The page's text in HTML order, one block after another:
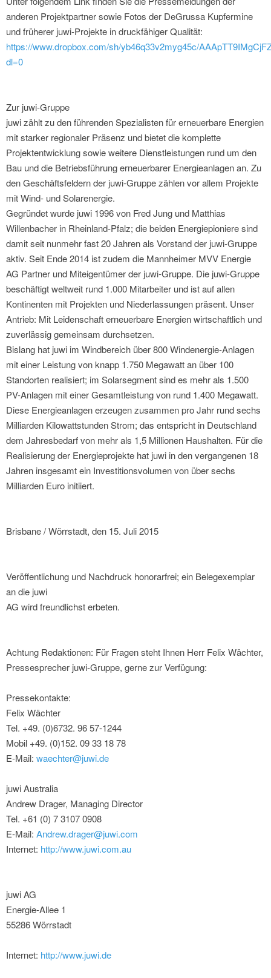
anderen Projektpartner sowie Fotos der DeGrussa Kupfermine
und früherer juwi-Projekte in druckfähiger Qualität:
https://www.dropbox.com/sh/yb46q33v2myg45c/
dl=0
Zur juwi-Gruppe
juwi zählt zu den führenden Spezialisten für erneuerbare Energien
mit starker regionaler Präsenz und bietet die komplette
Projektentwicklung sowie weitere Dienstleistungen rund um den
Bau und die Betriebsführung erneuerbarer Energieanlagen an. Zu
den Geschäftsfeldern der juwi-Gruppe zählen vor allem Projekte
mit Wind- und Solarenergie.
Gegründet wurde juwi 1996 von Fred Jung und Matthias
Willenbacher in Rheinland-Pfalz; die beiden Energiepioniere sind
damit seit nunmehr fast 20 Jahren als Vorstand der juwi-Gruppe
aktiv. Seit Ende 2014 ist zudem die Mannheimer MVV Energie
AG Partner und Miteigentümer der juwi-Gruppe. Die juwi-Gruppe
beschäftigt weltweit rund 1.000 Mitarbeiter und ist auf allen
Kontinenten mit Projekten und Niederlassungen präsent. Unser
Antrieb: Mit Leidenschaft erneuerbare Energien wirtschaftlich und
zuverlässig gemeinsam durchsetzen.
Bislang hat juwi im Windbereich über 800 Windenergie-Anlagen
mit einer Leistung von knapp 1.750 Megawatt an über 100
Standorten realisiert; im Solarsegment sind es mehr als 1.500
PV-Anlagen mit einer Gesamtleistung von rund 1.400 Megawatt.
Diese Energieanlagen erzeugen zusammen pro Jahr rund sechs
Milliarden Kilowattstunden Strom; das entspricht in Deutschland
dem Jahresbedarf von mehr als 1,5 Millionen Haushalten. Für die
Realisierung der Energieprojekte hat juwi in den vergangenen 18
Jahren insgesamt ein Investitionsvolumen von über sechs
Milliarden Euro initiiert.
Brisbane / Wörrstadt, den 15. Juli 2015
Veröffentlichung und Nachdruck honorarfrei; ein Belegexemplar
an die juwi
AG wird freundlichst erbeten.
Achtung Redaktionen: Für Fragen steht Ihnen Herr Felix Wächter,
Pressesprecher juwi-Gruppe, gerne zur Verfügung:
Pressekontakte:
Felix Wächter
Tel. +49. (0)6732. 96 57-1244
Mobil +49. (0)152. 09 33 18 78
E-Mail: waechter@juwi.de
juwi Australia
Andrew Drager, Managing Director
Tel. +61 (0) 7 3107 0908
E-Mail: Andrew.drager@juwi.com
Internet: http://www.juwi.com.au
juwi AG
Energie-Allee 1
55286 Wörrstadt
Internet: http://www.juwi.de